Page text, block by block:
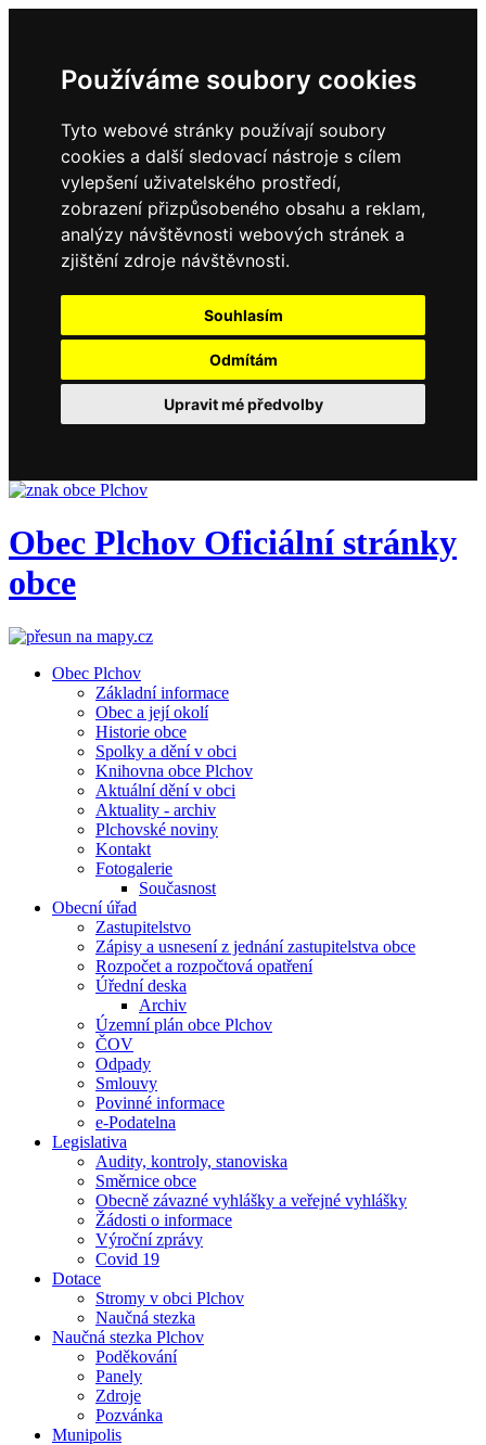
Používáme soubory cookies
Tyto webové stránky používají soubory
cookies a další sledovací nástroje s cílem
vylepšení uživatelského prostředí,
zobrazení přizpůsobeného obsahu a reklam,
analýzy návštěvnosti webových stránek a
zjištění zdroje návštěvnosti.
Souhlasím
Odmítám
Upravit mé předvolby
Obec Plchov Oficiální stránky
obce
Obec Plchov
Základní informace
Obec a její okolí
Historie obce
Spolky a dění v obci
Knihovna obce Plchov
Aktuální dění v obci
Aktuality - archiv
Plchovské noviny
Kontakt
Fotogalerie
Současnost
Obecní úřad
Zastupitelstvo
Zápisy a usnesení z jednání zastupitelstva obce
Rozpočet a rozpočtová opatření
Úřední deska
Archiv
Územní plán obce Plchov
ČOV
Odpady
Smlouvy
Povinné informace
e-Podatelna
Legislativa
Audity, kontroly, stanoviska
Směrnice obce
Obecně závazné vyhlášky a veřejné vyhlášky
Žádosti o informace
Výroční zprávy
Covid 19
Dotace
Stromy v obci Plchov
Naučná stezka
Naučná stezka Plchov
Poděkování
Panely
Zdroje
Pozvánka
Munipolis